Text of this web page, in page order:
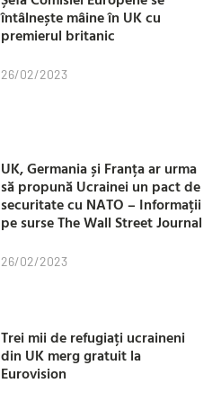
întâlnește mâine în UK cu
premierul britanic
26/02/2023
UK, Germania și Franța ar urma
să propună Ucrainei un pact de
securitate cu NATO – Informații
pe surse The Wall Street Journal
26/02/2023
Trei mii de refugiați ucraineni
din UK merg gratuit la
Eurovision